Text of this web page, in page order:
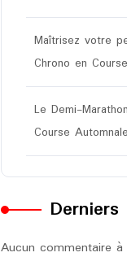
Maîtrisez votre
Chrono en
Le Demi-
Course
Aucun commentaire à